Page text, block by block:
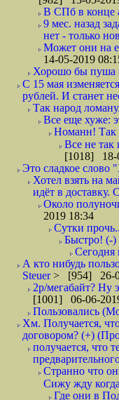
В СПб в конце
9 мес. назад
нет - только
Может они на
14-05-2019
Хорошо бы пуша
С 15 мая
рублей. И станет
Так народ
Все еще хуже:
Номанн! Так
Все не так
[1018] 18-
Это сладкое
Хотел взять на
идёт в доставку.
Около
2019 18:34
Сутки
Быстро! (-)
Сегодня
А кто нибудь
Steuer> [954] 26-
2р/мегабайт? Ну
[1001] 06-06-
Пользовались
Хм. Получается,
договором? (+)
получается, что
Странно что
Сижу жду
Где они в